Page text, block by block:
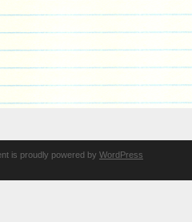
is proudly powered by WordPress